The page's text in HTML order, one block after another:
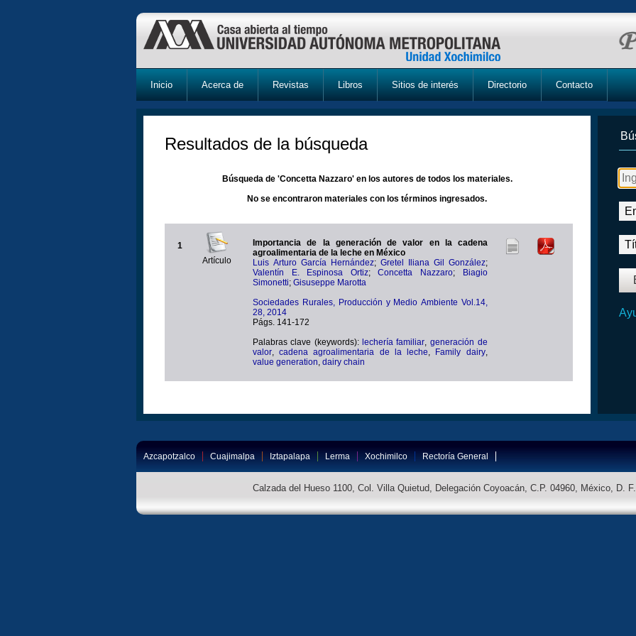
Inicio Acerca de Revistas Libros Sitios de interés Directorio Contacto
Resultados de la búsqueda
Búsqueda de 'Concetta Nazzaro' en los autores de todos los materiales.
No se encontraron materiales con los términos ingresados.
1
Artículo
Importancia de la generación de valor en la cadena
agroalimentaria de la leche en México
Luis Arturo García Hernández; Gretel Iliana Gil González;
Valentín E. Espinosa Ortiz; Concetta Nazzaro; Biagio
Simonetti; Gisuseppe Marotta
Sociedades Rurales, Producción y Medio Ambiente Vol.14,
28, 2014
Págs. 141-172
Palabras clave (keywords): lechería familiar generación de
valor
cadena agroalimentaria de la leche Family dairy
value generation dairy chain
Azcapotzalco Cuajimalpa Iztapalapa Lerma Xochimilco Rectoría General
Calzada del Hueso 1100, Col. Villa Quietud, Delegación Coyoacán, C.P. 04960, México, D.